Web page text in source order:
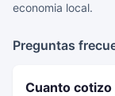
economia local.
Preguntas
Cuanto cotizo